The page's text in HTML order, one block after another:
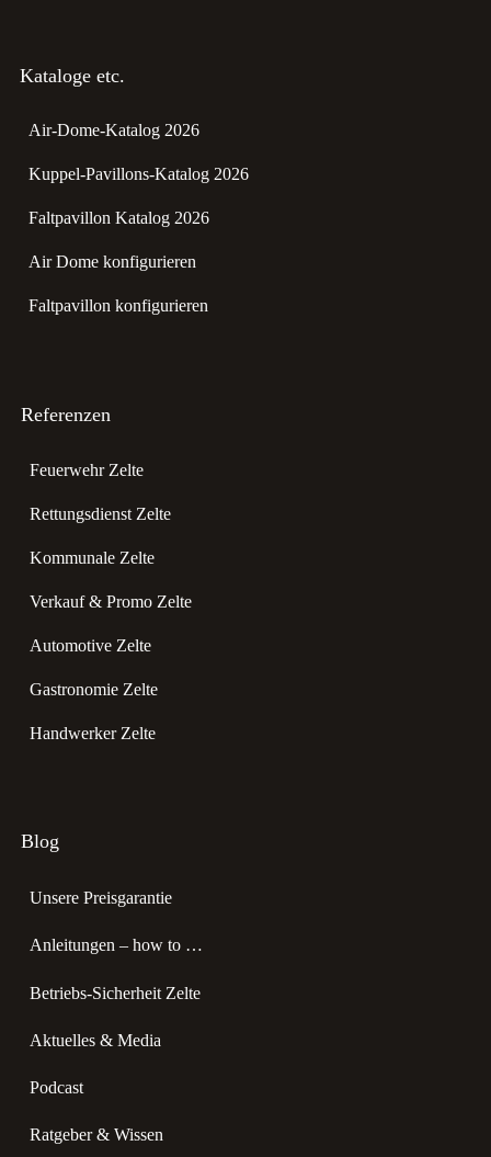
Kataloge etc.
Air-Dome-Katalog 2026
Kuppel-Pavillons-Katalog 2026
Faltpavillon Katalog 2026
Air Dome konfigurieren
Faltpavillon konfigurieren
Referenzen
Feuerwehr Zelte
Rettungsdienst Zelte
Kommunale Zelte
Verkauf & Promo Zelte
Automotive Zelte
Gastronomie Zelte
Handwerker Zelte
Blog
Unsere Preisgarantie
Anleitungen – how to …
Betriebs-Sicherheit Zelte
Aktuelles & Media
Podcast
Ratgeber & Wissen